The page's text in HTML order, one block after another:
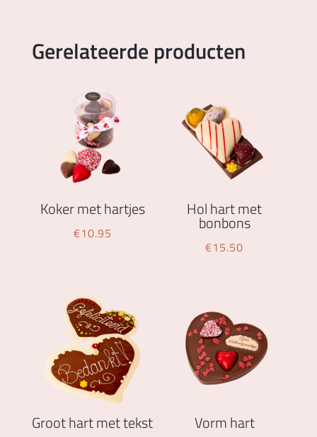
Gerelateerde producten
Koker met hartjes
€10.95
Hol hart met
bonbons
€15.50
Groot hart met tekst Vorm hart